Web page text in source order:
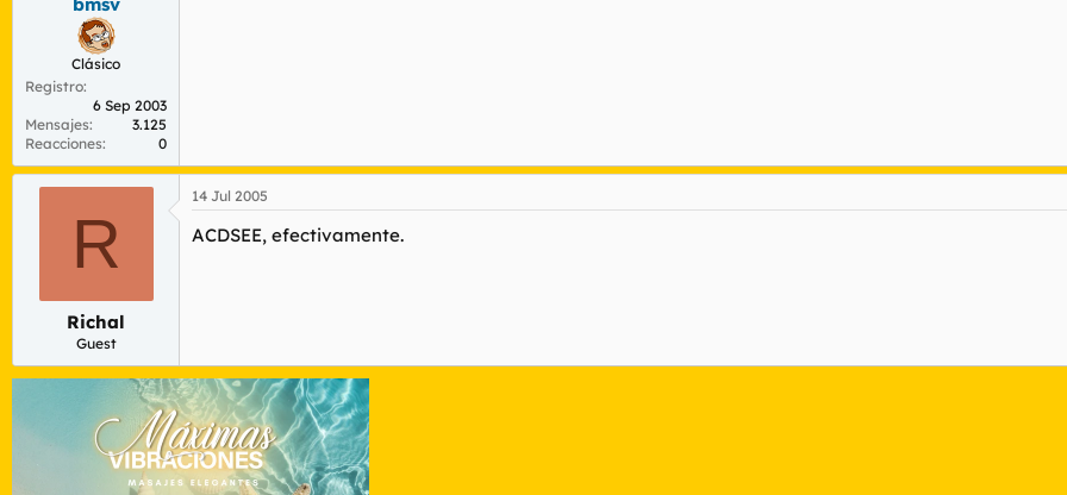
Clásico
Registro
6 Sep 2003
Mensajes
3.125
Reacciones
0
R
Richal
Guest
14 Jul 2005
ACDSEE, efectivamente.